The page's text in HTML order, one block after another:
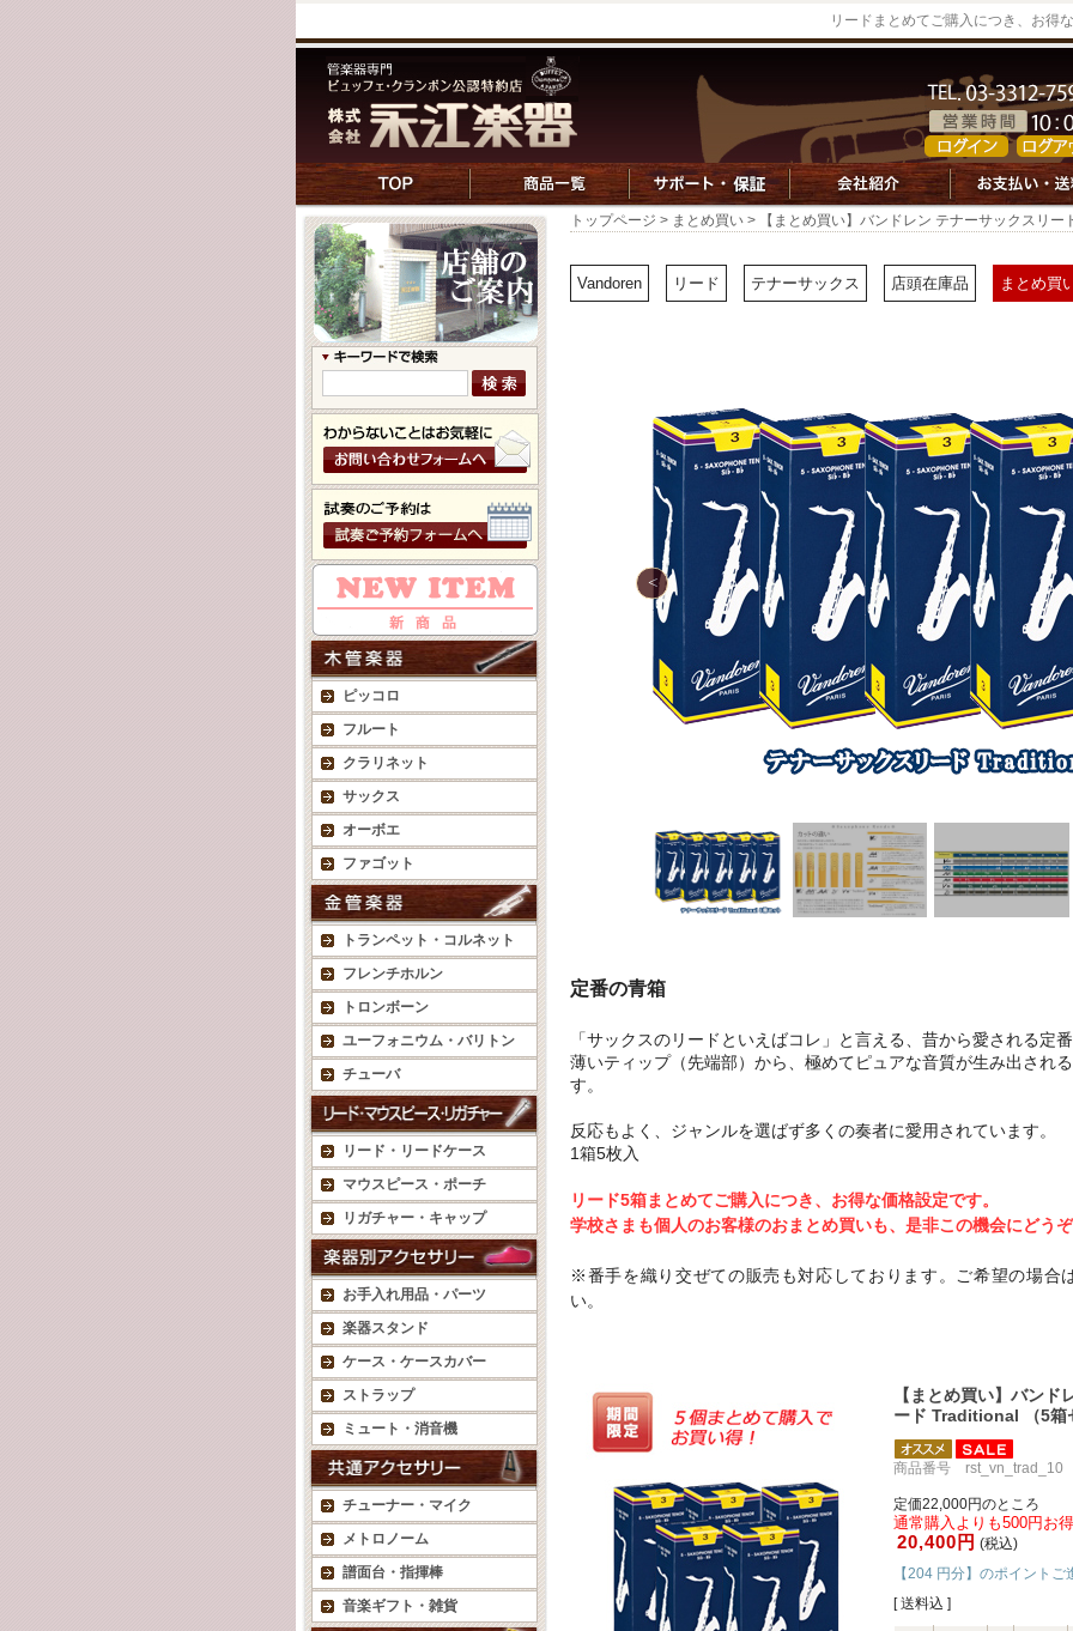
リードまとめてご購入につき、お得
ピッコロ
フルート
クラリネット
サックス
オーボエ
ファゴット
トランペット・コルネット
フレンチホルン
トロンボーン
ユーフォニウム・バリトン
チューバ
リード・リードケース
マウスピース・ポーチ
リガチャー・キャップ
お手入れ用品・パーツ
楽器スタンド
ケース・ケースカバー
ストラップ
ミュート・消音機
チューナー・マイク
メトロノーム
譜面台・指揮棒
音楽ギフト・雑貨
トップページ > まとめ買い > 【まとめ買い】バンドレン テナーサックスリー
Vandoren リード テナーサックス 店頭在庫品 まとめ買
定番の青箱
「サックスのリードといえばコレ」と言える、昔から愛される定
薄いティップ（先端部）から、極めてピュアな音質が生み出され
す。
反応もよく、ジャンルを選ばず多くの奏者に愛用されています。
1箱5枚入
リード5箱まとめてご購入につき、お得な価格設定です。
学校さまも個人のお客様のおまとめ買いも、是非この機会にどう
※番手を織り交ぜての販売も対応しております。ご希望の場合
い。
【まとめ買い】バンド
ード Traditional （5箱
商品番号 rst_vn_trad_10
定価22,000円のところ
通常購入よりも500円お
20,400円 (税込)
【204 円分】のポイントご
[ 送料込 ]